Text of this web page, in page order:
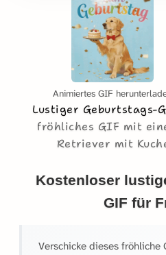
Animiertes GIF
Lustiger Geburtstags-
fröhliches GIF mit
Retriever mit
Kostenloser
GIF für
Verschicke dieses